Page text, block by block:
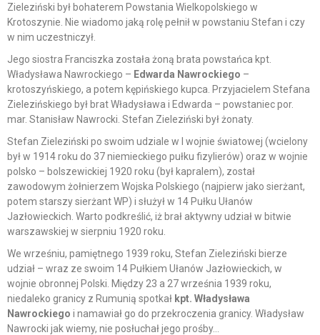
Zieleziński był bohaterem Powstania Wielkopolskiego w
Krotoszynie. Nie wiadomo jaką rolę pełnił w powstaniu Stefan i czy
w nim uczestniczył.
Jego siostra Franciszka została żoną brata powstańca kpt.
Władysława Nawrockiego – Edwarda Nawrockiego –
krotoszyńskiego, a potem kępińskiego kupca. Przyjacielem Stefana
Zielezińskiego był brat Władysława i Edwarda – powstaniec por.
mar. Stanisław Nawrocki. Stefan Zieleziński był żonaty.
Stefan Zieleziński po swoim udziale w I wojnie światowej (wcielony
był w 1914 roku do 37 niemieckiego pułku fizylierów) oraz w wojnie
polsko – bolszewickiej 1920 roku (był kapralem), został
zawodowym żołnierzem Wojska Polskiego (najpierw jako sierżant,
potem starszy sierżant WP) i służył w 14 Pułku Ułanów
Jazłowieckich. Warto podkreślić, iż brał aktywny udział w bitwie
warszawskiej w sierpniu 1920 roku.
We wrześniu, pamiętnego 1939 roku, Stefan Zieleziński bierze
udział – wraz ze swoim 14 Pułkiem Ułanów Jazłowieckich, w
wojnie obronnej Polski. Między 23 a 27 września 1939 roku,
niedaleko granicy z Rumunią spotkał kpt. Władysława
Nawrockiego i namawiał go do przekroczenia granicy. Władysław
Nawrocki jak wiemy, nie posłuchał jego prośby…